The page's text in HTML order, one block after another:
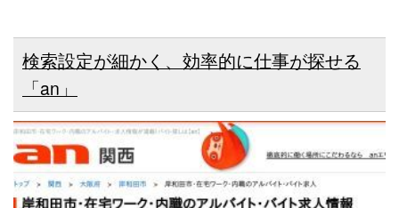
検索設定が細かく、効率的に仕事が探せる
「an」